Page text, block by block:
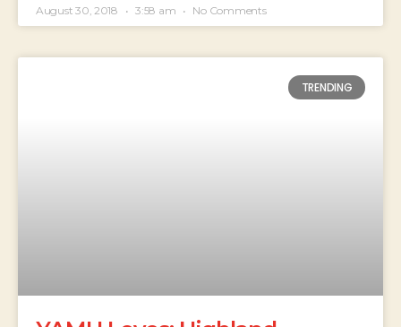
August 30, 2018 3:58 am No Comments
TRENDING